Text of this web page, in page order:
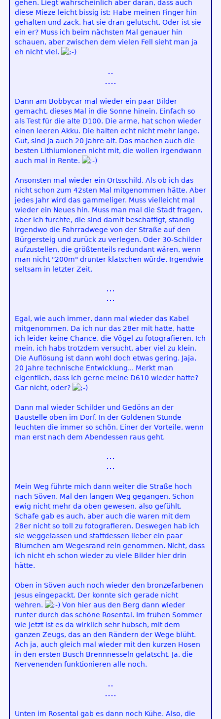
gehen. Liegt wahrscheinlich aber daran, dass auch
diese Mieze leicht bissig ist: Habe meinen Finger hin
gehalten und zack, hat sie dran gelutscht. Oder ist sie
ein er? Muss ich beim nächsten Mal genauer hin
schauen, aber zwischen dem vielen Fell sieht man ja
eh nicht viel.
Dann am Bobbycar mal wieder ein paar Bilder
gemacht, dieses Mal in die Sonne hinein. Einfach so
als Test für die alte D100. Die arme, hat schon wieder
einen leeren Akku. Die halten echt nicht mehr lange.
Gut, sind ja auch 20 Jahre alt. Das machen auch die
besten Lithiumionen nicht mit, die wollen irgendwann
auch mal in Rente.
Ansonsten mal wieder ein Ortsschild. Als ob ich das
nicht schon zum 42sten Mal mitgenommen hätte. Aber
jedes Jahr wird das gammeliger. Muss vielleicht mal
wieder ein Neues hin. Muss man mal die Stadt fragen,
aber ich fürchte, die sind damit beschäftigt, ständig
irgendwo die Fahrradwege von der Straße auf den
Bürgersteig und zurück zu verlegen. Oder 30-Schilder
aufzustellen, die größtenteils redundant wären, wenn
man nicht "200m" drunter klatschen würde. Irgendwie
seltsam in letzter Zeit.
Egal, wie auch immer, dann mal wieder das Kabel
mitgenommen. Da ich nur das 28er mit hatte, hatte
ich leider keine Chance, die Vögel zu fotografieren. Ich
mein, ich habs trotzdem versucht, aber viel zu klein.
Die Auflösung ist dann wohl doch etwas gering. Jaja,
20 Jahre technische Entwicklung... Merkt man
eigentlich, dass ich gerne meine D610 wieder hätte?
Gar nicht, oder?
Dann mal wieder Schilder und Gedöns an der
Baustelle oben im Dorf. In der Goldenen Stunde
leuchten die immer so schön. Einer der Vorteile, wenn
man erst nach dem Abendessen raus geht.
Mein Weg führte mich dann weiter die Straße hoch
nach Söven. Mal den langen Weg gegangen. Schon
ewig nicht mehr da oben gewesen, also gefühlt.
Schafe gab es auch, aber auch die waren mit dem
28er nicht so toll zu fotografieren. Deswegen hab ich
sie weggelassen und stattdessen lieber ein paar
Blümchen am Wegesrand rein genommen. Nicht, dass
ich nicht eh schon wieder zu viele Bilder hier drin
hätte.
Oben in Söven auch noch wieder den bronzefarbenen
Jesus eingepackt. Der konnte sich gerade nicht
wehren.
Von hier aus den Berg dann wieder
runter durch das schöne Rosental. Im frühen Sommer
wie jetzt ist es da wirklich sehr hübsch, mit dem
ganzen Zeugs, das an den Rändern der Wege blüht.
Ach ja, auch gleich mal wieder mit den kurzen Hosen
in den ersten Busch Brennnesseln gelatscht. Ja, die
Nervenenden funktionieren alle noch.
Unten im Rosental gab es dann noch Kühe. Also, die